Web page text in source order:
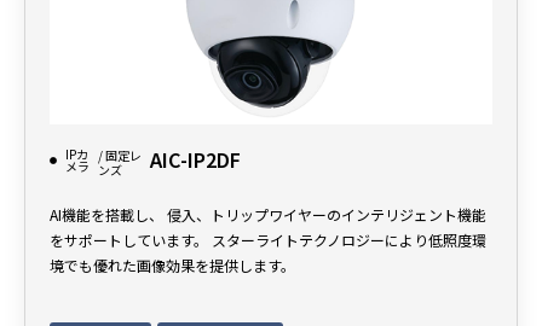
IPカ
メラ
/ 固定レ
ンズ
AIC-IP2DF
AI機能を搭載し、 侵入、トリップワイヤーのインテリジェント機能
をサポートしています。 スターライトテクノロジーにより低照度環
境でも優れた画像効果を提供します。